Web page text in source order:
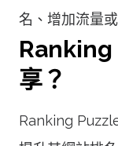
名、增加流量
Ranking
享？
Ranking